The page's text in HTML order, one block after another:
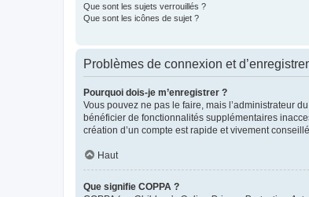
Que sont les sujets verrouillés ?
Que sont les icônes de sujet ?
Problèmes de connexion et
Pourquoi dois-je m’enregistrer ?
Vous pouvez ne pas le faire, mais l’administrateur
bénéficier de fonctionnalités supplémentaires
création d’un compte est rapide et vivement
Haut
Que signifie COPPA ?